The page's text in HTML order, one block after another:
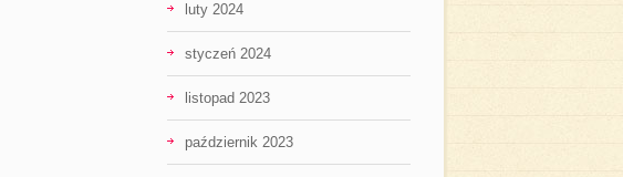
luty 2024
styczeń 2024
listopad 2023
październik 2023